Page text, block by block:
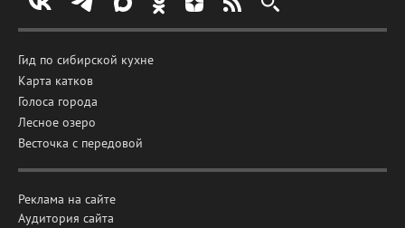
Гид по сибирской кухне
Карта катков
Голоса города
Лесное озеро
Весточка с передовой
Реклама на сайте
Аудитория сайта